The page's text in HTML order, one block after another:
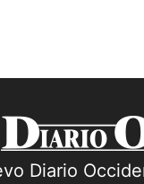
Diario